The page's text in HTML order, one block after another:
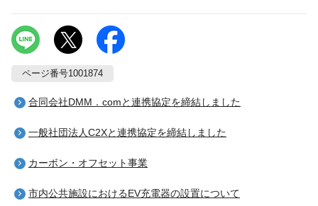
ページ番号1001874
合同会社DMM．comと連携協定を締結しました
一般社団法人C2Xと連携協定を締結しました
カーボン・オフセット事業
市内公共施設におけるEV充電器の設置について